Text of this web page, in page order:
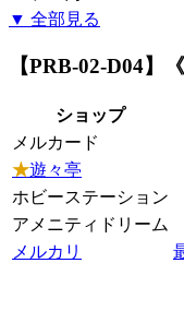
▼ 全部見る
【PRB-02-D04】
ショップ
メルカード
★遊々亭
ホビーステーション
アメニティドリーム
メルカリ